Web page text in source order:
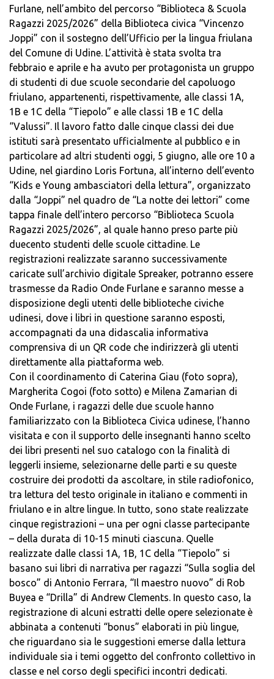
Furlane, nell’ambito del percorso “Biblioteca & Scuola
Ragazzi 2025/2026” della Biblioteca civica “Vincenzo
Joppi” con il sostegno dell’Ufficio per la lingua friulana
del Comune di Udine. L’attività è stata svolta tra
febbraio e aprile e ha avuto per protagonista un gruppo
di studenti di due scuole secondarie del capoluogo
friulano, appartenenti, rispettivamente, alle classi 1A,
1B e 1C della “Tiepolo” e alle classi 1B e 1C della
“Valussi”. Il lavoro fatto dalle cinque classi dei due
istituti sarà presentato ufficialmente al pubblico e in
particolare ad altri studenti oggi, 5 giugno, alle ore 10 a
Udine, nel giardino Loris Fortuna, all’interno dell’evento
“Kids e Young ambasciatori della lettura”, organizzato
dalla “Joppi” nel quadro de “La notte dei lettori” come
tappa finale dell’intero percorso “Biblioteca Scuola
Ragazzi 2025/2026”, al quale hanno preso parte più
duecento studenti delle scuole cittadine. Le
registrazioni realizzate saranno successivamente
caricate sull’archivio digitale Spreaker, potranno essere
trasmesse da Radio Onde Furlane e saranno messe a
disposizione degli utenti delle biblioteche civiche
udinesi, dove i libri in questione saranno esposti,
accompagnati da una didascalia informativa
comprensiva di un QR code che indirizzerà gli utenti
direttamente alla piattaforma web.
Con il coordinamento di Caterina Giau (foto sopra),
Margherita Cogoi (foto sotto) e Milena Zamarian di
Onde Furlane, i ragazzi delle due scuole hanno
familiarizzato con la Biblioteca Civica udinese, l’hanno
visitata e con il supporto delle insegnanti hanno scelto
dei libri presenti nel suo catalogo con la finalità di
leggerli insieme, selezionarne delle parti e su queste
costruire dei prodotti da ascoltare, in stile radiofonico,
tra lettura del testo originale in italiano e commenti in
friulano e in altre lingue. In tutto, sono state realizzate
cinque registrazioni – una per ogni classe partecipante
– della durata di 10-15 minuti ciascuna. Quelle
realizzate dalle classi 1A, 1B, 1C della “Tiepolo” si
basano sui libri di narrativa per ragazzi “Sulla soglia del
bosco” di Antonio Ferrara, “Il maestro nuovo” di Rob
Buyea e “Drilla” di Andrew Clements. In questo caso, la
registrazione di alcuni estratti delle opere selezionate è
abbinata a contenuti “bonus” elaborati in più lingue,
che riguardano sia le suggestioni emerse dalla lettura
individuale sia i temi oggetto del confronto collettivo in
classe e nel corso degli specifici incontri dedicati.